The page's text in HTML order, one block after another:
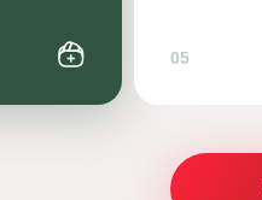
05